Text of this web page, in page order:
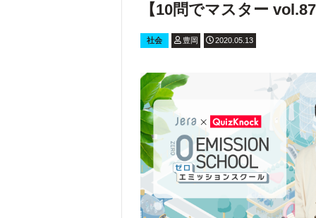
【10問でマスター
社会 豊岡 2020.05.13